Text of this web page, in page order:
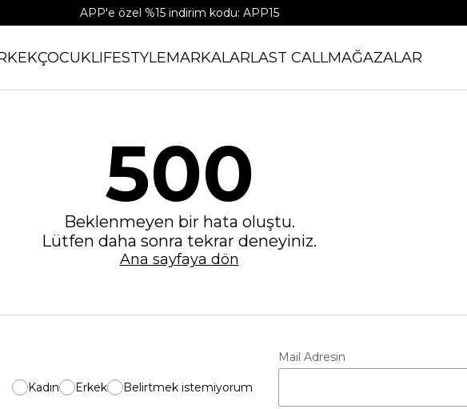
APP'e özel %15 indirim kodu: APP15
ÇOCUKLIFESTYLEMARKALARLAST CALLMAĞAZALAR
500
Beklenmeyen bir hata oluştu.
Lütfen daha sonra tekrar deneyiniz.
Ana sayfaya dön
Kadın Erkek Belirtmek istemiyorum
Mail Adresin